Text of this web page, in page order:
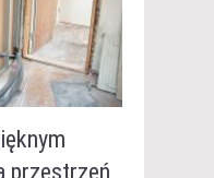
przestrzeń